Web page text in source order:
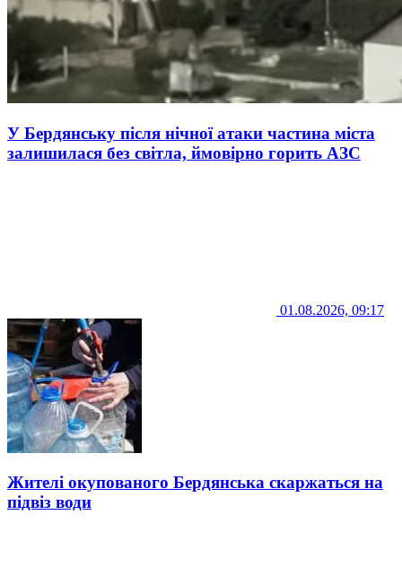
У Бердянську після нічної атаки частина міста
залишилася без світла, ймовірно горить АЗС
01.08.2026, 09:17
Жителі окупованого Бердянська скаржаться на
підвіз води